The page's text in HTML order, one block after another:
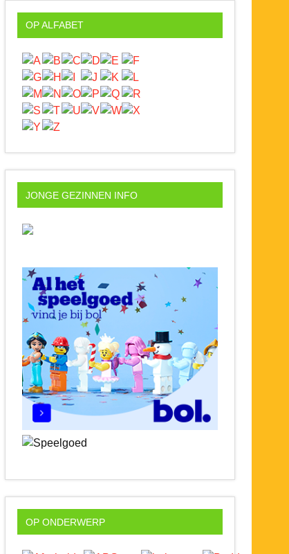
OP ALFABET
JONGE GEZINNEN INFO
OP ONDERWERP